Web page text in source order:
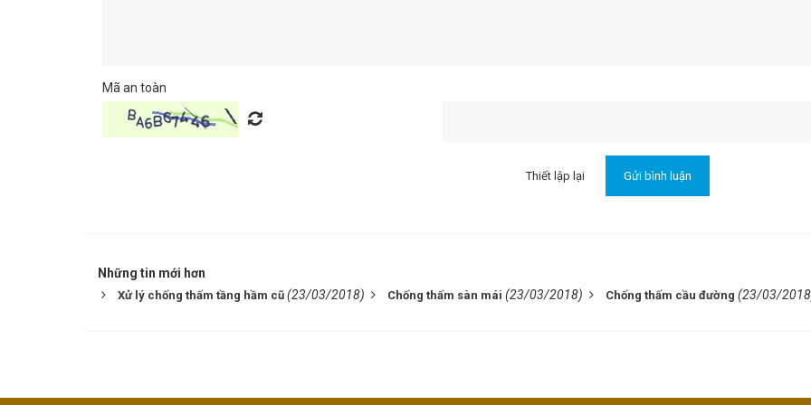
Mã an toàn
Những tin mới hơn
Xử lý chống thấm tầng hầm cũ (23/03/2018) Chống thấm sàn mái (23/03/2018) Chống thấm cầu đường (23/03/